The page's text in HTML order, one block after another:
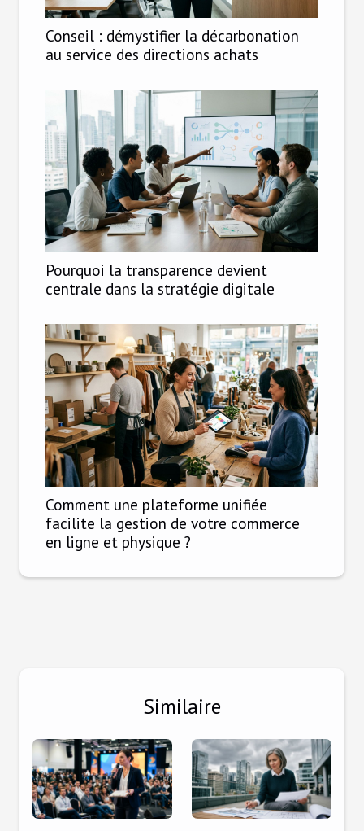
Conseil : démystifier la décarbonation
au service des directions achats
Pourquoi la transparence devient
centrale dans la stratégie digitale
Comment une plateforme unifiée
facilite la gestion de votre commerce
en ligne et physique ?
Similaire